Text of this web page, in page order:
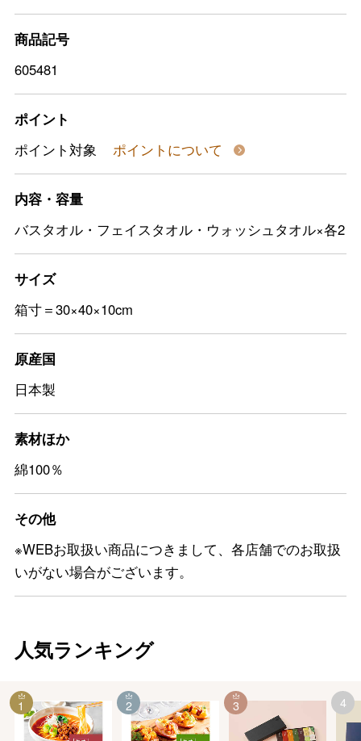
商品記号
605481
ポイント
ポイント対象
ポイントについて
内容・容量
バスタオル・フェイスタオル・ウォッシュタオル×各2
サイズ
箱寸＝30×40×10cm
原産国
日本製
素材ほか
綿100％
その他
※WEBお取扱い商品につきまして、各店舗でのお取扱
いがない場合がございます。
人気ランキング
1 2 3 4